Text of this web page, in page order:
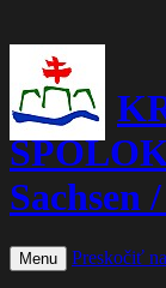
Sachsen
Menu Preskočiť